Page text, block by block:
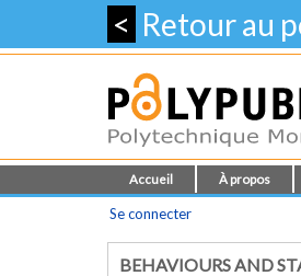
< Retour au
Accueil À propos
Se connecter
BEHAVIOURS AND